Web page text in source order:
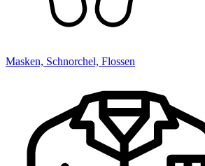
Masken, Schnorchel, Flossen